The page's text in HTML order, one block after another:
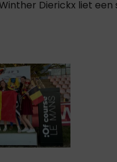
Dierickx liet een